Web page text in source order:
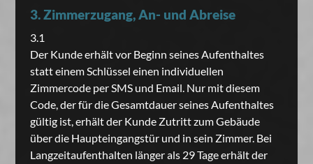
3. Zimmerzugang, An- und Abreise
3.1
Der Kunde erhält vor Beginn seines Aufenthaltes
statt einem Schlüssel einen individuellen
Zimmercode per SMS und Email. Nur mit diesem
Code, der für die Gesamtdauer seines Aufenthaltes
gültig ist, erhält der Kunde Zutritt zum Gebäude
über die Haupteingangstür und in sein Zimmer. Bei
Langzeitaufenthalten länger als 29 Tage erhält der